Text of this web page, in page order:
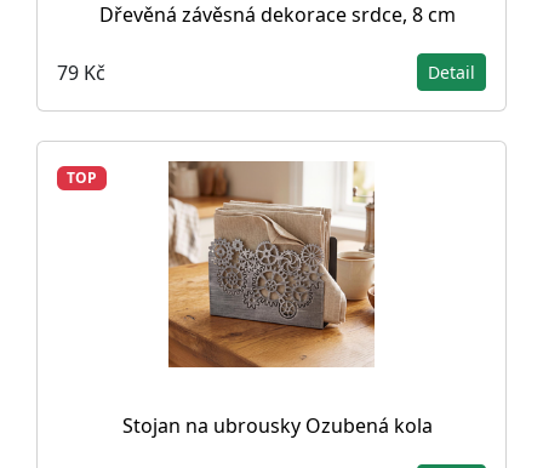
Dřevěná závěsná dekorace srdce, 8 cm
79 Kč Detail
TOP
Stojan na ubrousky Ozubená kola